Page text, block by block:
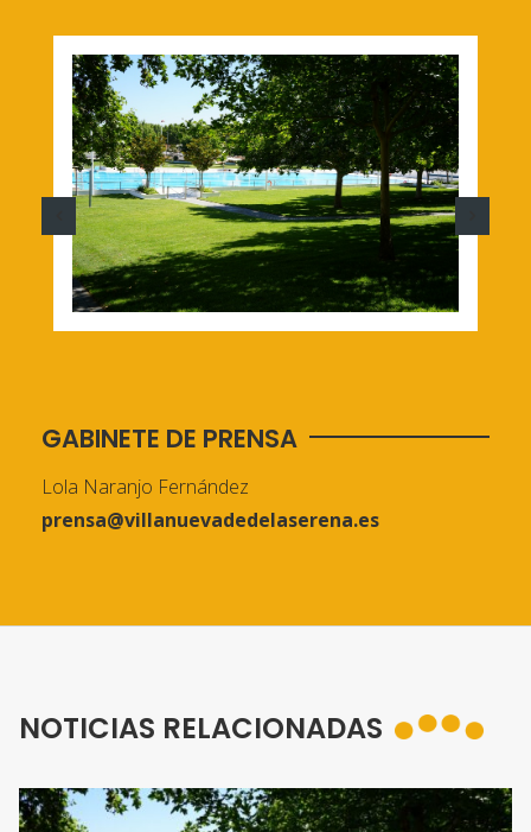
GABINETE DE PRENSA
Lola Naranjo Fernández
prensa@villanuevadedelaserena.es
NOTICIAS RELACIONADAS